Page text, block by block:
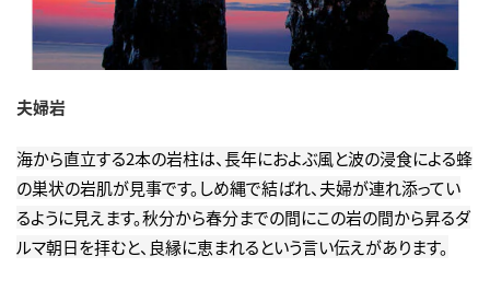
夫婦岩
海から直立する2本の岩柱は、長年におよぶ風と波の浸食による蜂
の巣状の岩肌が見事です。しめ縄で結ばれ、夫婦が連れ添ってい
るように見えます。秋分から春分までの間にこの岩の間から昇るダ
ルマ朝日を拝むと、良縁に恵まれるという言い伝えがあります。